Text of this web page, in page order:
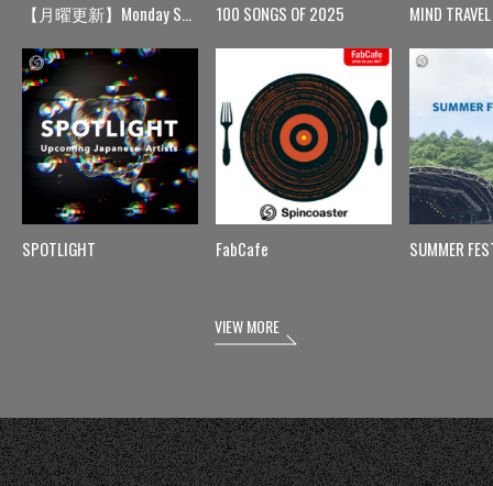
【月曜更新】Monday Spin
SPOTLIGHT
100 SONGS OF 2025
FabCafe
MIND TRAVEL
SUMMER
VIEW MORE